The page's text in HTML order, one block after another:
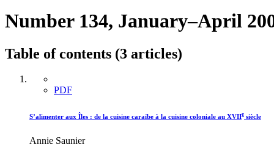
Number 134, January–April
Table of contents (3 articles)
PDF
S’alimenter aux Îles : de la cuisine caraïbe à la cuisine coloniale au XVIIe siècle
Annie Saunier